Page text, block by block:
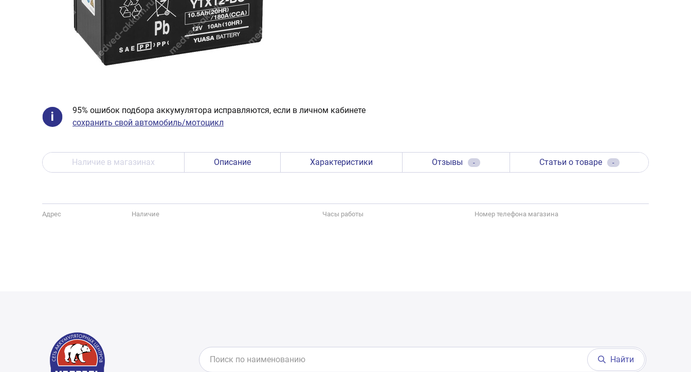
95% ошибок подбора аккумулятора исправляются, если в личном кабинете
сохранить свой автомобиль/мотоцикл
Наличие в магазинах Описание Характеристики Отзывы - Статьи о товаре -
Адрес Наличие Часы работы Номер телефона магазина
Найти